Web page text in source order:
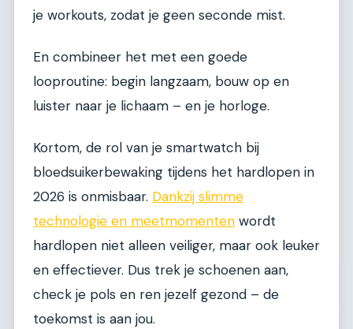
je workouts, zodat je geen seconde mist.
En combineer het met een goede
looproutine: begin langzaam, bouw op en
luister naar je lichaam – en je horloge.
Kortom, de rol van je smartwatch bij
bloedsuikerbewaking tijdens het hardlopen in
2026 is onmisbaar. Dankzij slimme
technologie en meetmomenten wordt
hardlopen niet alleen veiliger, maar ook leuker
en effectiever. Dus trek je schoenen aan,
check je pols en ren jezelf gezond – de
toekomst is aan jou.